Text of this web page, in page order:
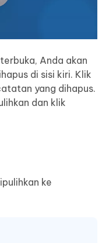
Anda akan
di sisi kiri. Klik
yang dihapus.
dan klik
ke